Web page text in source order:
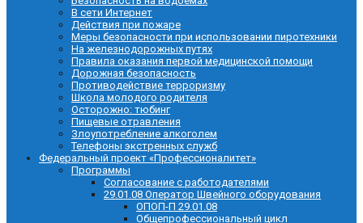
В сети Интернет
Действия при пожаре
Меры безопасности при использовании пиротехники
На железнодорожных путях
Правила оказания первой медицинской помощи
Дорожная безопасность
Противодействие терроризму
Школа молодого родителя
Осторожно: тюбинг
Пищевые отравления
Злоупотребление алкоголем
Телефоны экстренных служб
Федеральный проект «Профессионалитет»
Программы
Согласование с работодателями
29.01.08 Оператор Швейного оборудования
ОПОП-П 29.01.08
Общепрофессиональный цикл